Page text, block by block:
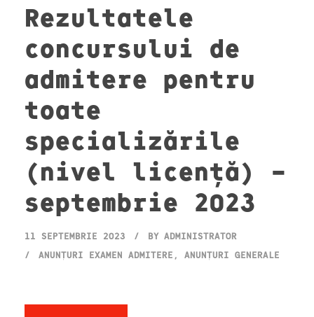
Rezultatele
concursului de
admitere pentru
toate
specializările
(nivel licență) –
septembrie 2023
11 SEPTEMBRIE 2023 BY ADMINISTRATOR
ANUNȚURI EXAMEN ADMITERE , ANUNȚURI GENERALE